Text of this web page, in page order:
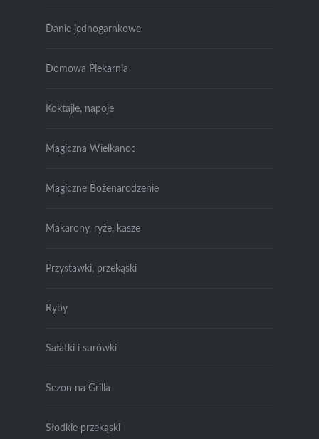
Danie jednogarnkowe
Domowa Piekarnia
Koktajle, napoje
Magiczna Wielkanoc
Magiczne Bożenarodzenie
Makarony, ryże, kasze
Przystawki, przekąski
Ryby
Sałatki i surówki
Sezon na Grilla
Słodkie przekąski